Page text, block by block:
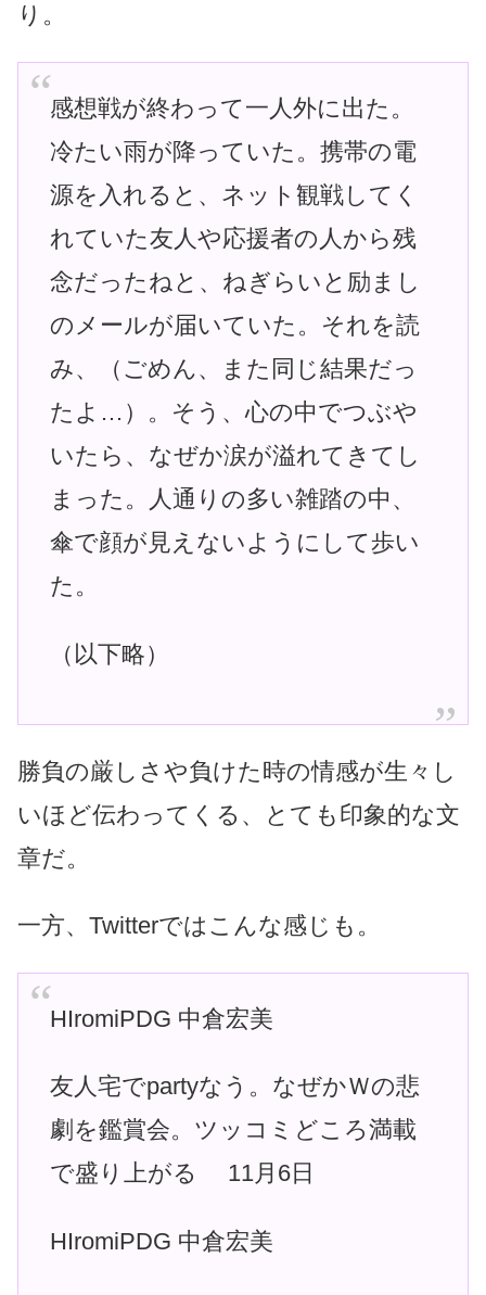
り。
感想戦が終わって一人外に出た。
冷たい雨が降っていた。携帯の電
源を入れると、ネット観戦してく
れていた友人や応援者の人から残
念だったねと、ねぎらいと励まし
のメールが届いていた。それを読
み、（ごめん、また同じ結果だっ
たよ…）。そう、心の中でつぶや
いたら、なぜか涙が溢れてきてし
まった。人通りの多い雑踏の中、
傘で顔が見えないようにして歩い
た。
（以下略）
勝負の厳しさや負けた時の情感が生々し
いほど伝わってくる、とても印象的な文
章だ。
一方、Twitterではこんな感じも。
HIromiPDG 中倉宏美
友人宅でpartyなう。なぜかＷの悲
劇を鑑賞会。ツッコミどころ満載
で盛り上がる 11月6日
HIromiPDG 中倉宏美